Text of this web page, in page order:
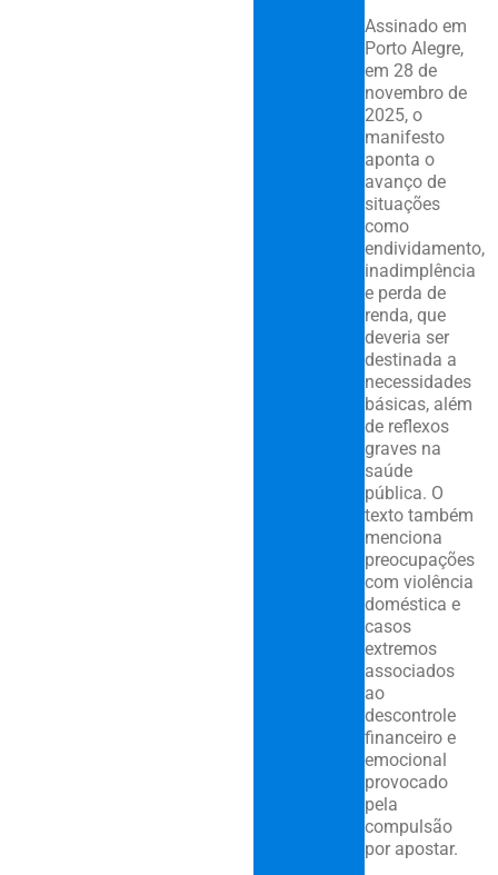
Assinado em
Porto Alegre,
em 28 de
novembro de
2025, o
manifesto
aponta o
avanço de
situações
como
endividamento,
inadimplência
e perda de
renda, que
deveria ser
destinada a
necessidades
básicas, além
de reflexos
graves na
saúde
pública. O
texto também
menciona
preocupações
com violência
doméstica e
casos
extremos
associados
ao
descontrole
financeiro e
emocional
provocado
pela
compulsão
por apostar.